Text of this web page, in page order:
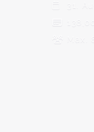
31.
Max.